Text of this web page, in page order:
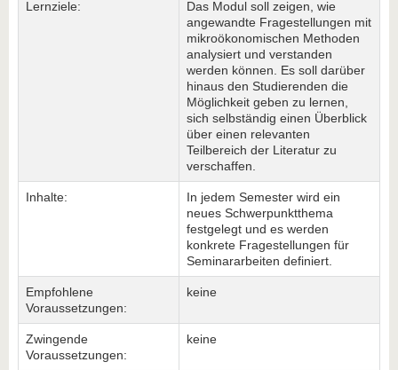
Lernziele:
Das Modul soll zeigen, wie
angewandte Fragestellungen mit
mikroökonomischen Methoden
analysiert und verstanden
werden können. Es soll darüber
hinaus den Studierenden die
Möglichkeit geben zu lernen,
sich selbständig einen Überblick
über einen relevanten
Teilbereich der Literatur zu
verschaffen.
Inhalte:
In jedem Semester wird ein
neues Schwerpunktthema
festgelegt und es werden
konkrete Fragestellungen für
Seminararbeiten definiert.
Empfohlene
Voraussetzungen:
keine
Zwingende
Voraussetzungen:
keine